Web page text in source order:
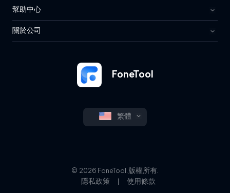
FoneTool
繁體
幫助中心
關於公司
© 2026 FoneTool. 版權所有.
隱私政策
使用條款